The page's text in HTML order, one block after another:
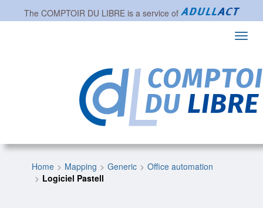
The COMPTOIR DU LIBREis a service of
Home Mapping Generic
Office automation
Logiciel Pastell